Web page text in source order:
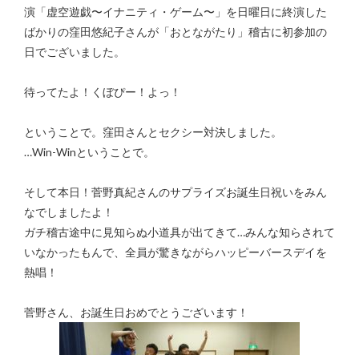
演「虚空遊戯〜イナニティ・ゲーム〜」を日曜日に終演した
ばかりの窪田悠紀子さんが「おとながたり」稽古に初参加の
日でございました。
待ってたよ！くぼぴー！よっ！
ということで。窪田さんとセクシー対決しました。
…Win-Winということで。
そして本日！菅野真紀さんのサプライズお誕生日祝いをみん
なでしましたよ！
ガチ稽古途中に見知らぬ小道具が出てきて…みんな知らされて
いなかったもんで、全員が驚きながらハッピーバースデイを
熱唱！
菅野さん、お誕生日おめでとうございます！